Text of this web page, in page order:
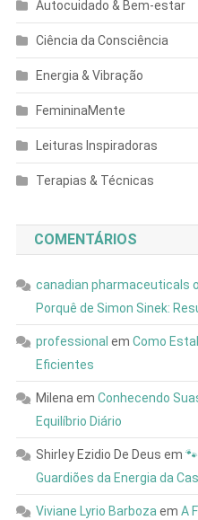
Autocuidado & Bem-estar
Ciência da Consciência
Energia & Vibração
FemininaMente
Leituras Inspiradoras
Terapias & Técnicas
COMENTÁRIOS
canadian pharmaceuticals
Porquê de Simon Sinek:
professional em Como
Eficientes
Milenaem Conhecendo
Equilíbrio Diário
Shirley Ezidio De Deus em
Guardiões da Energia da
Viviane Lyrio Barbozaem A